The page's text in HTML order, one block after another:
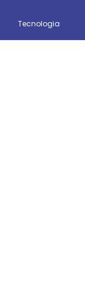
Tecnologia